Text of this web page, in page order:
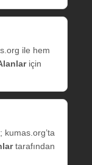
ile hem
için
kumas.org’ta
tarafından